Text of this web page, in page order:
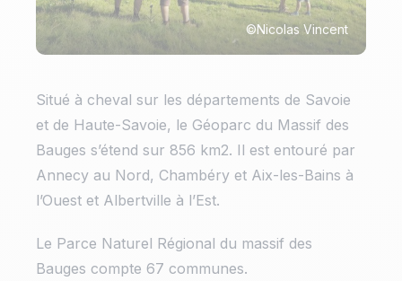
©Nicolas Vincent
Situé à cheval sur les départements de Savoie
et de Haute-Savoie, le Géoparc du Massif des
Bauges s’étend sur 856 km2. Il est entouré par
Annecy au Nord, Chambéry et Aix-les-Bains à
l’Ouest et Albertville à l’Est.
Le Parce Naturel Régional du massif des
Bauges compte 67 communes.